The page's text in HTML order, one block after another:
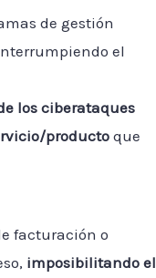
de gestión
el
los ciberataques
producto que
facturación o
imposibilitando el